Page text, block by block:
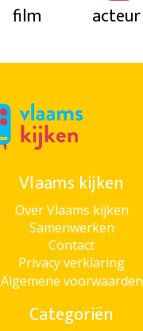
film acteur
Vlaams kijken
Over Vlaams kijken
Samenwerken
Contact
Privacy verklaring
Algemene voorwaarden
Categoriën